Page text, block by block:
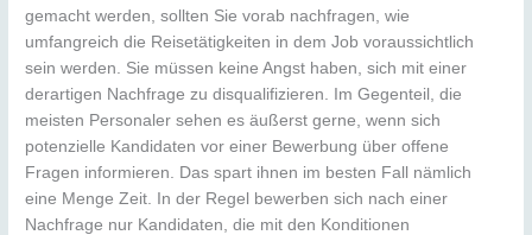
gemacht werden, sollten Sie vorab nachfragen, wie
umfangreich die Reisetätigkeiten in dem Job voraussichtlich
sein werden. Sie müssen keine Angst haben, sich mit einer
derartigen Nachfrage zu disqualifizieren. Im Gegenteil, die
meisten Personaler sehen es äußerst gerne, wenn sich
potenzielle Kandidaten vor einer Bewerbung über offene
Fragen informieren. Das spart ihnen im besten Fall nämlich
eine Menge Zeit. In der Regel bewerben sich nach einer
Nachfrage nur Kandidaten, die mit den Konditionen